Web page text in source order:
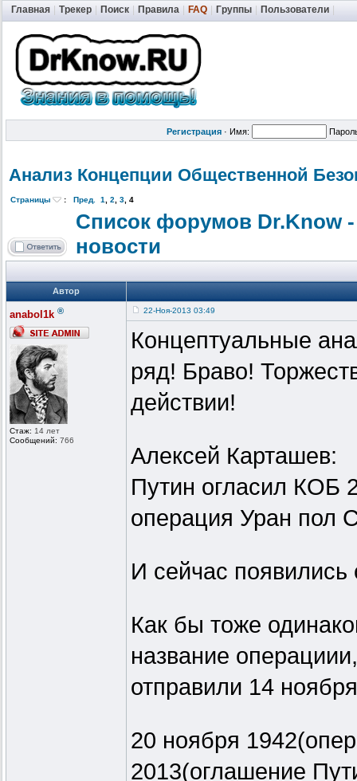
Главная Трекер Поиск Правила FAQ Группы Пользователи
Регистрация · Имя:
Анализ Концепции Общественной
Страницы : Пред. 1, 2, 3, 4
Список форумов Dr.Know
новости
Автор
anabol1k ®
Стаж: 14 лет
Сообщений: 766
22-Ноя-2013 03:49
Концептуальные
ряд! Браво!
действии!
Алексей Карташев:
Путин огласил КОБ
операция Уран пол
И сейчас
Как бы тоже
название
отправили 14
20 ноября
2013(оглашение